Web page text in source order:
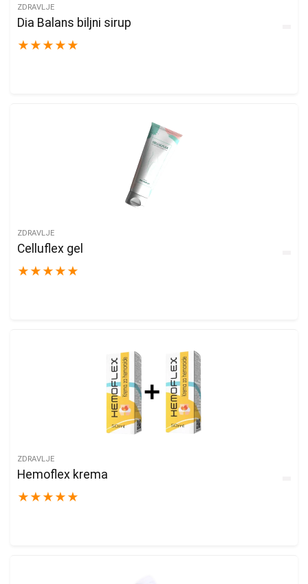
ZDRAVLJE
Dia Balans biljni sirup
★ ★ ★ ★ ★
ZDRAVLJE
Celluflex gel
★ ★ ★ ★ ★
ZDRAVLJE
Hemoflex krema
★ ★ ★ ★ ★